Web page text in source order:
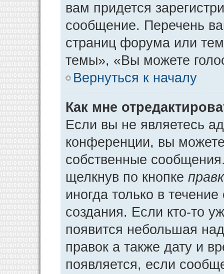
вам придется
сообщение. Перечень
страниц форума или
темы», «Вы можете
Вернуться к началу
Как мне
Если вы не являетесь
конференции, вы можете
собственные
щелкнув по кнопке
иногда только в
создания. Если кто-то
появится небольшая
правок а также дату и
появляется, если